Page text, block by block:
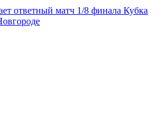
ответный матч 1/8 финала Кубка